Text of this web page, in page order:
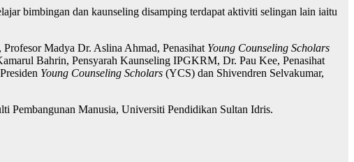
bimbingan dan kaunseling disamping terdapat aktiviti selingan lain iaitu
, Profesor Madya Dr. Aslina Ahmad, Penasihat Young Counseling Scholars
Bahrin, Pensyarah Kaunseling IPGKRM, Dr. Pau Kee, Penasihat
Young Counseling Scholars (YCS) dan Shivendren Selvakumar,
Pembangunan Manusia, Universiti Pendidikan Sultan Idris.